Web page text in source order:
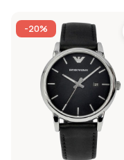
-20%